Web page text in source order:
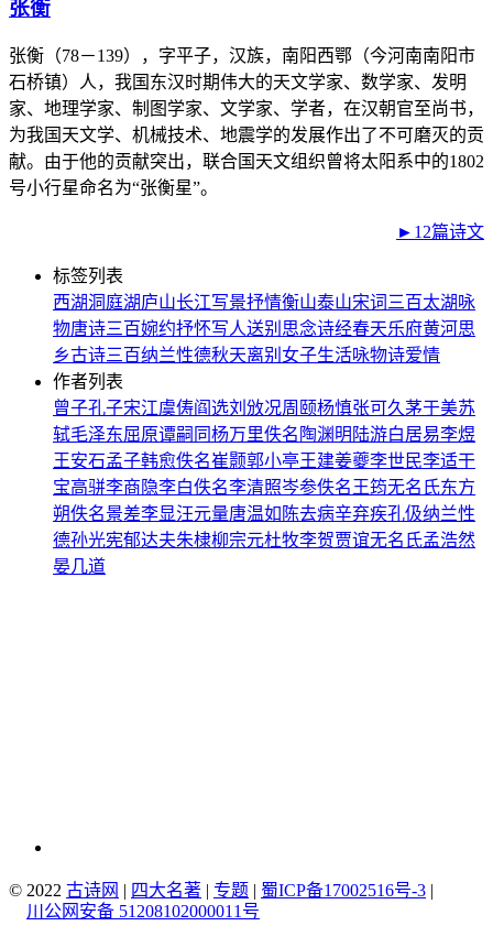
张衡
张衡（78－139），字平子，汉族，南阳西鄂（今河南南阳市
石桥镇）人，我国东汉时期伟大的天文学家、数学家、发明
家、地理学家、制图学家、文学家、学者，在汉朝官至尚书，
为我国天文学、机械技术、地震学的发展作出了不可磨灭的贡
献。由于他的贡献突出，联合国天文组织曾将太阳系中的1802
号小行星命名为“张衡星”。
►12篇诗文
标签列表
西湖洞庭湖庐山长江写景抒情衡山泰山宋词三百太湖 咏
物唐诗三百婉约抒怀写人送别 思念诗经春天乐府黄河思
乡古诗三百纳兰性德秋天离别 女子生活咏物诗爱情
作者列表
曾子孔子宋江虞俦阎选刘攽况周颐杨慎张可久茅于美苏
轼毛泽东屈原谭嗣同杨万里佚名 陶渊明 陆游白居易李煜
王安石孟子韩愈佚名崔颢郭小亭王建姜夔李世民李适干
宝高骈李商隐李白佚名李清照岑参佚名 王筠无名氏东方
朔佚名景差李显汪元量唐温如 陈去病辛弃疾孔伋纳兰性
德孙光宪郁达夫朱棣柳宗元杜牧李贺贾谊无名氏孟浩然
晏几道
© 2022 古诗网 | 四大名著 | 专题 | 蜀ICP备17002516号-3 |
川公网安备 51208102000011号